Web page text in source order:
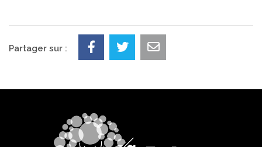
Partager sur :